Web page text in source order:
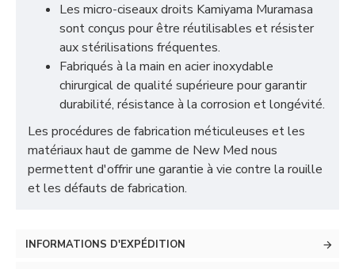
Les micro-ciseaux droits Kamiyama Muramasa
sont conçus pour être réutilisables et résister
aux stérilisations fréquentes.
Fabriqués à la main en acier inoxydable
chirurgical de qualité supérieure pour garantir
durabilité, résistance à la corrosion et longévité.
Les procédures de fabrication méticuleuses et les
matériaux haut de gamme de New Med nous
permettent d'offrir une garantie à vie contre la rouille
et les défauts de fabrication.
INFORMATIONS D'EXPÉDITION